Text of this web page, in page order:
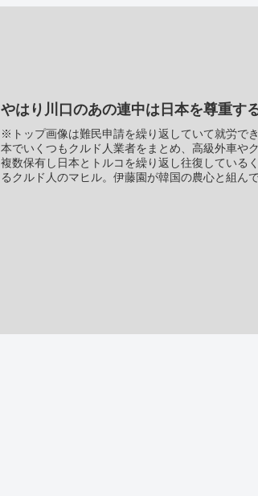
やはり川口のあの連中は日本を尊重す
※トップ画像は難民申請を繰り返していて就労で
本でいくつもクルド人業者をまとめ、高級外車や
複数保有し日本とトルコを繰り返し往復している
るクルド人のマヒル。伊藤園が韓国の農心と組ん